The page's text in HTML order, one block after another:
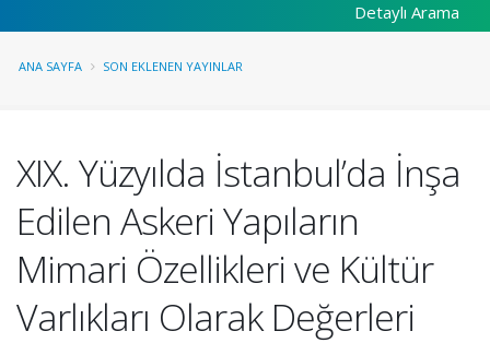
Detaylı Arama
ANA SAYFA SON EKLENEN YAYINLAR
XIX. Yüzyılda İstanbul’da İnşa
Edilen Askeri Yapıların
Mimari Özellikleri ve Kültür
Varlıkları Olarak Değerleri